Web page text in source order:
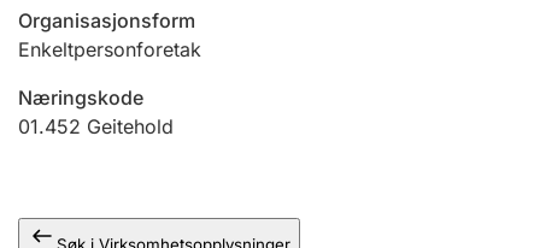
Ektepaktveileder
Offentlig sektor
Organisasjonsform
Enkeltpersonforetak
Næringskode
01.452 Geitehold